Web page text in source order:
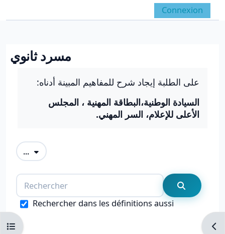
Panneau latéral
Activer/désactiver la
Connexion
Ouvrir l’index du cours
مسرد ثانوي
على الطلبة إيجاد شرح للمفاهيم المبينة أدناه:
السيادة الوطنية،البطاقة المهنية ، المجلس
الأعلى للإعلام، السر المهني.
... Exporter des articles
Rechercher
Rechercher dans les définitions aussi